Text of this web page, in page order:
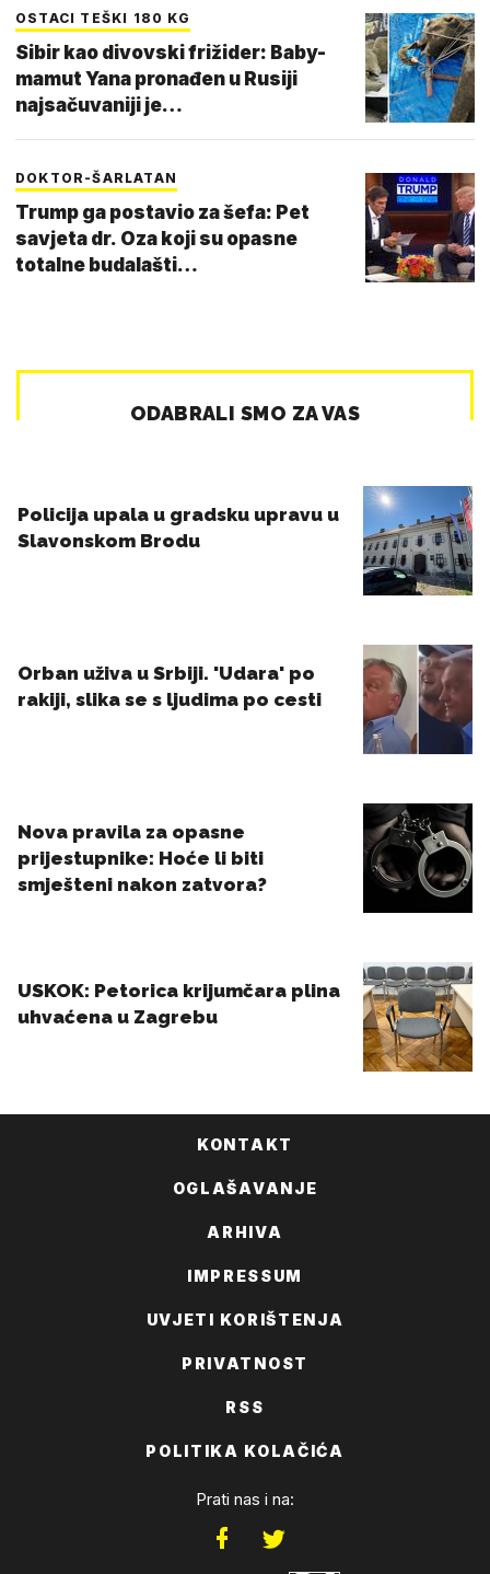
OSTACI TEŠKI 180 KG
Sibir kao divovski frižider: Baby-
mamut Yana pronađen u Rusiji
najsačuvaniji je…
DOKTOR-ŠARLATAN
Trump ga postavio za šefa: Pet
savjeta dr. Oza koji su opasne
totalne budalašti…
KONTAKT
OGLAŠAVANJE
ARHIVA
IMPRESSUM
UVJETI KORIŠTENJA
PRIVATNOST
RSS
POLITIKA KOLAČIĆA
Prati nas i na: